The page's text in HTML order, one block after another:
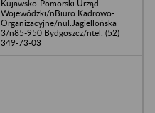
Kujawsko-Pomorski Urząd
Wojewódzki/nBiuro Kadrowo-
Organizacyjne/nul.Jagiellońska
3/n85-950 Bydgoszcz/ntel. (52)
349-73-03